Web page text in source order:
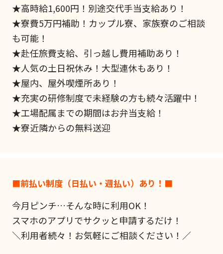
★高時給1,600円！別途交代手当支給あり！
★寮費5万円補助！カップル寮、家族寮のご相談
も可能！
★赴任旅費支給、引っ越し費用補助あり！
★人気の土日祝休み！大型連休もあり！
★屋内、屋外喫煙所あり！
★充実の研修制度で未経験の方も続々活躍中！
★工場配属までの期間はお弁当支給！
★寮近隣からの無料送迎
■前払い制度（日払い・週払い）あり！■
今月ピンチ…そんな時に利用OK！
スマホのアプリでサクッと申請するだけ！
＼利用者続々！お気軽にご相談ください！／